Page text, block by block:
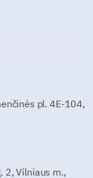
pl. 4E-104,
2, Vilniaus m.,